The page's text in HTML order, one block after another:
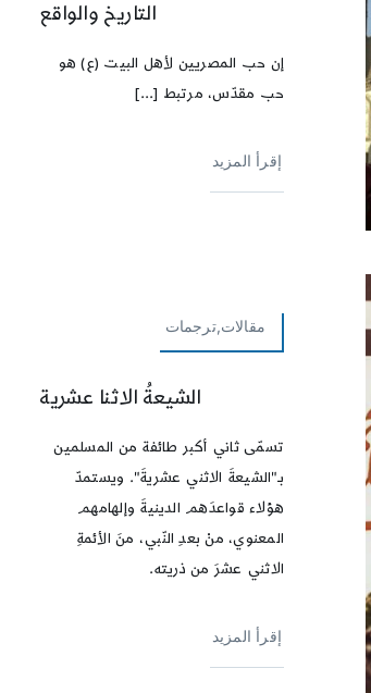
التاريخ والواقع
إن حب المصريين لأهل البيت (ع) هو
حب مقدّس، مرتبط [...]
إقرأ المزيد
مقالات,ترجمات
الشيعةُ الاثنا عشرية
تسمّى ثاني أكبر طائفة من المسلمين
بـ"الشيعةَ الاثني عشريةَ". ويستمدّ
هؤلاء قواعدَهم الدينيةَ وإلهامهم
المعنوي، منْ بعدِ النّبي، منَ الأئمةِ
الاثني عشرَ من ذريته.
إقرأ المزيد